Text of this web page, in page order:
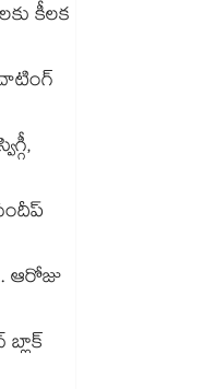
కీలక
ఆరోజు
బ్లాక్